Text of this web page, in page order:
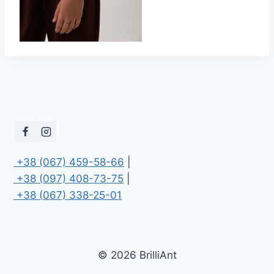
+38 (067) 459-58-66
+38 (097) 408-73-75
+38 (067) 338-25-01
© 2026 BrilliAnt